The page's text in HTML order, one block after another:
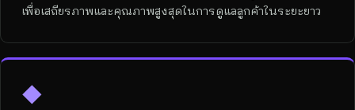
เพื่อเสถียรภาพและคุณภาพสูงสุดในการดูแลลูกค้าในระยะยาว
◆